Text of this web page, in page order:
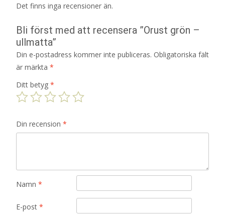
Det finns inga recensioner än.
Bli först med att recensera ”Orust grön –
ullmatta”
Din e-postadress kommer inte publiceras. Obligatoriska fält
är märkta *
Ditt betyg *
Din recension *
Namn *
E-post *